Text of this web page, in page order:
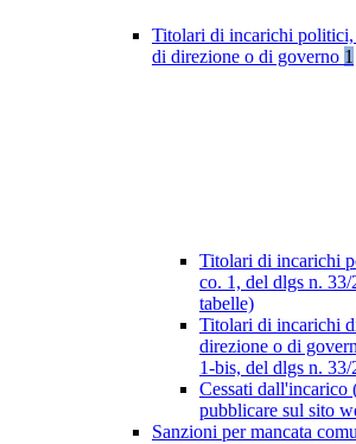
Titolari di incarichi politici,
di direzione o di governo 1
Titolari di incarichi
co. 1, del dlgs n.
tabelle)
Titolari di incarichi
direzione o di
1-bis, del dlgs n. 33/
Cessati dall'incarico
pubblicare sul sito
Sanzioni per mancata